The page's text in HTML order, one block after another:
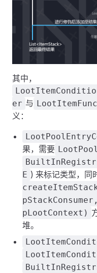
其中，
er 与
义：
果，需要
E ) 来标记类型，同
pLootContext)
堆。